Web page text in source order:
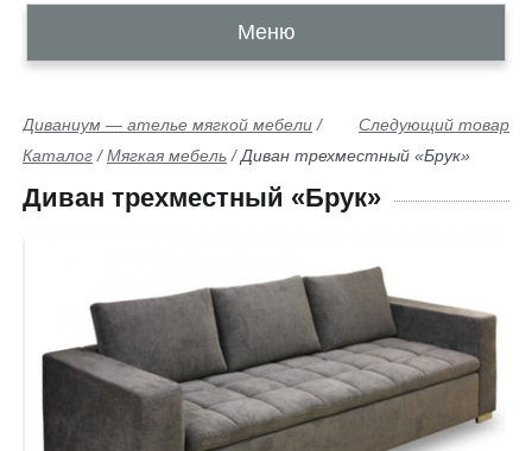
Меню
Следующий товар
Диваниум — ателье мягкой мебели /
Каталог /Мягкая мебель /Диван трехместный «Брук»
Диван трехместный «Брук»